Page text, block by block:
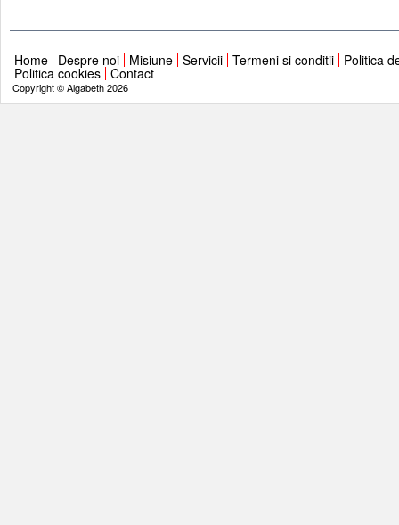
Home Despre noi Misiune Servicii Termeni si conditii Politica
Politica cookies Contact
Copyright © Algabeth 2026